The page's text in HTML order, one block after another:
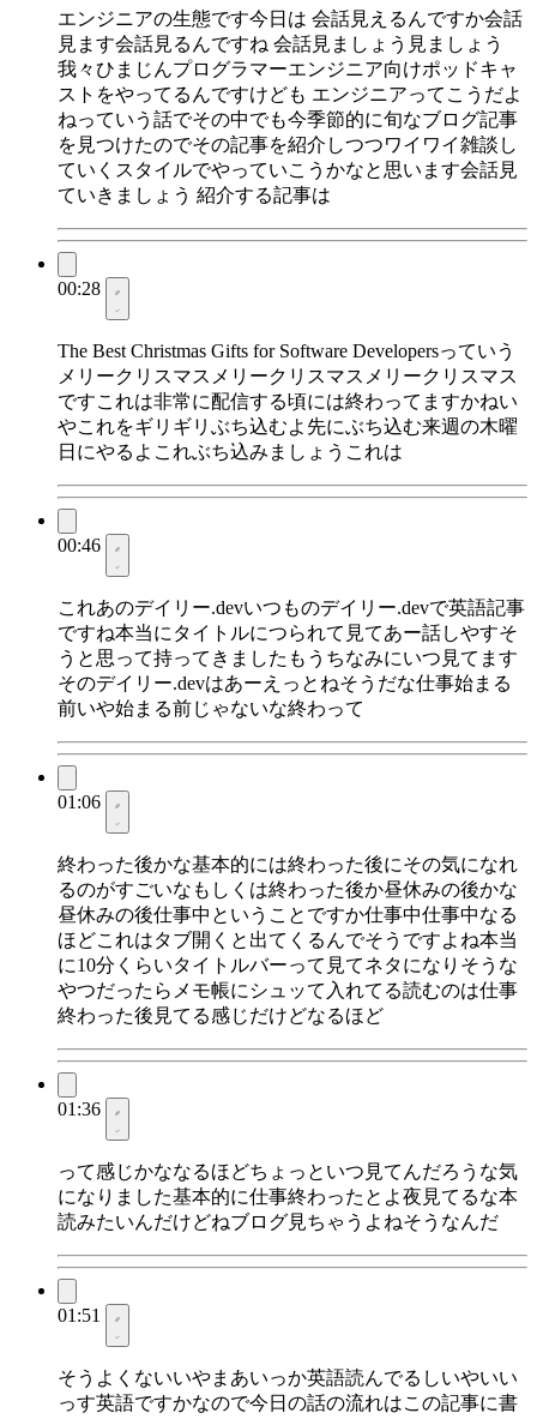
エンジニアの生態です今日は 会話見えるんですか会話
見ます会話見るんですね 会話見ましょう見ましょう
我々ひまじんプログラマーエンジニア向けポッドキャ
ストをやってるんですけども エンジニアってこうだよ
ねっていう話でその中でも今季節的に旬なブログ記事
を見つけたのでその記事を紹介しつつワイワイ雑談し
ていくスタイルでやっていこうかなと思います会話見
ていきましょう 紹介する記事は
00:28
The Best Christmas Gifts for Software Developersっていう
メリークリスマスメリークリスマスメリークリスマス
ですこれは非常に配信する頃には終わってますかねい
やこれをギリギリぶち込むよ先にぶち込む来週の木曜
日にやるよこれぶち込みましょうこれは
00:46
これあのデイリー.devいつものデイリー.devで英語記事
ですね本当にタイトルにつられて見てあー話しやすそ
うと思って持ってきましたもうちなみにいつ見てます
そのデイリー.devはあーえっとねそうだな仕事始まる
前いや始まる前じゃないな終わって
01:06
終わった後かな基本的には終わった後にその気になれ
るのがすごいなもしくは終わった後か昼休みの後かな
昼休みの後仕事中ということですか仕事中仕事中なる
ほどこれはタブ開くと出てくるんでそうですよね本当
に10分くらいタイトルバーって見てネタになりそうな
やつだったらメモ帳にシュッて入れてる読むのは仕事
終わった後見てる感じだけどなるほど
01:36
って感じかななるほどちょっといつ見てんだろうな気
になりました基本的に仕事終わったとよ夜見てるな本
読みたいんだけどねブログ見ちゃうよねそうなんだ
01:51
そうよくないいやまあいっか英語読んでるしいやいい
っす英語ですかなので今日の話の流れはこの記事に書